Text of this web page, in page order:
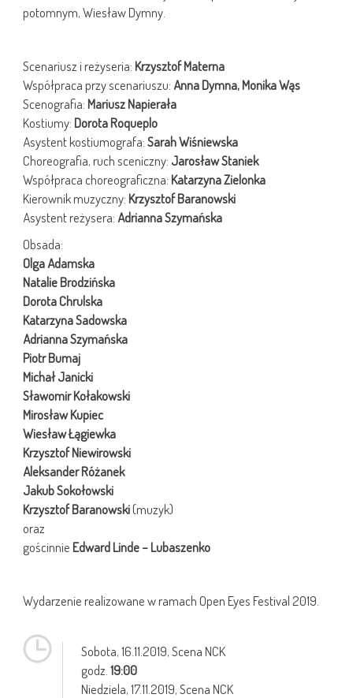
potomnym, Wiesław Dymny.
Scenariusz i reżyseria:Krzysztof Materna
Współpraca przy scenariuszu: Anna Dymna, Monika Wąs
Scenografia:Mariusz Napierała
Kostiumy:Dorota Roqueplo
Asystent kostiumografa:Sarah Wiśniewska
Choreografia, ruch sceniczny: Jarosław Staniek
Współpraca choreograficzna:Katarzyna Zielonka
Kierownik muzyczny:Krzysztof Baranowski
Asystent reżysera: Adrianna Szymańska
Obsada:
Olga Adamska
Natalie Brodzińska
Dorota Chrulska
Katarzyna Sadowska
Adrianna Szymańska
Piotr Bumaj
Michał Janicki
Sławomir Kołakowski
Mirosław Kupiec
Wiesław Łągiewka
Krzysztof Niewirowski
Aleksander Różanek
Jakub Sokołowski
Krzysztof Baranowski(muzyk)
oraz
gościnnieEdward Linde – Lubaszenko
Wydarzenie realizowane w ramach Open Eyes Festival 2019.
Sobota,16.11.2019, Scena NCK
godz. 19:00
Niedziela,17.11.2019, Scena NCK